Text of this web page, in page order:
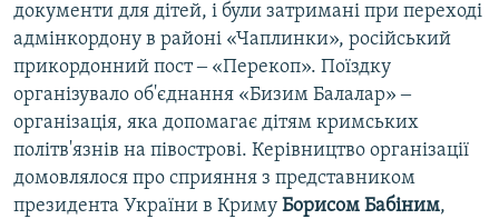
документи для дітей, і були затримані при переході
адмінкордону в районі «Чаплинки», російський
прикордонний пост ‒ «Перекоп». Поїздку
організувало об'єднання «Бизим Балалар» ‒
організація, яка допомагає дітям кримських
політв'язнів на півострові. Керівництво організації
домовлялося про сприяння з представником
президента України в Криму Борисом Бабіним,